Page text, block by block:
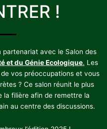
!
partenariat avec le Salon des
et du Génie Ecologique. Les
vos préoccupations et vous
? Ce salon réunit le plus
la filière afin de remettre la
au centre des discussions.